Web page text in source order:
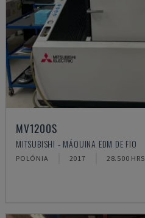
MV1200S
MITSUBISHI - MÁQUINA EDM DE FIO
POLÓNIA 2017 28.500 HRS